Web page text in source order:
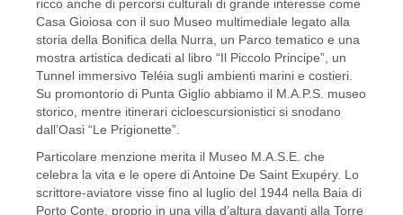
ricco anche di percorsi culturali di grande interesse come
Casa Gioiosa con il suo Museo multimediale legato alla
storia della Bonifica della Nurra, un Parco tematico e una
mostra artistica dedicati al libro “Il Piccolo Principe”, un
Tunnel immersivo Teléia sugli ambienti marini e costieri.
Su promontorio di Punta Giglio abbiamo il M.A.P.S. museo
storico, mentre itinerari cicloescursionistici si snodano
dall’Oasi “Le Prigionette”.
Particolare menzione merita il Museo M.A.S.E. che
celebra la vita e le opere di Antoine De Saint Exupéry. Lo
scrittore-aviatore visse fino al luglio del 1944 nella Baia di
Porto Conte, proprio in una villa d’altura davanti alla Torre